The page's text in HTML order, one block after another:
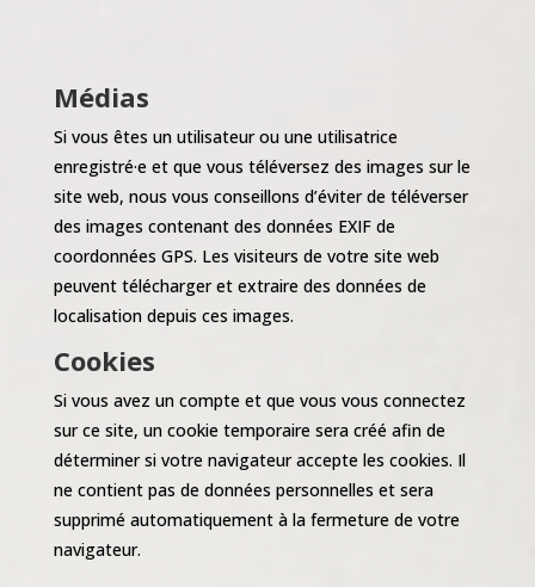
Médias
Si vous êtes un utilisateur ou une utilisatrice
enregistré·e et que vous téléversez des images sur le
site web, nous vous conseillons d’éviter de téléverser
des images contenant des données EXIF de
coordonnées GPS. Les visiteurs de votre site web
peuvent télécharger et extraire des données de
localisation depuis ces images.
Cookies
Si vous avez un compte et que vous vous connectez
sur ce site, un cookie temporaire sera créé afin de
déterminer si votre navigateur accepte les cookies. Il
ne contient pas de données personnelles et sera
supprimé automatiquement à la fermeture de votre
navigateur.